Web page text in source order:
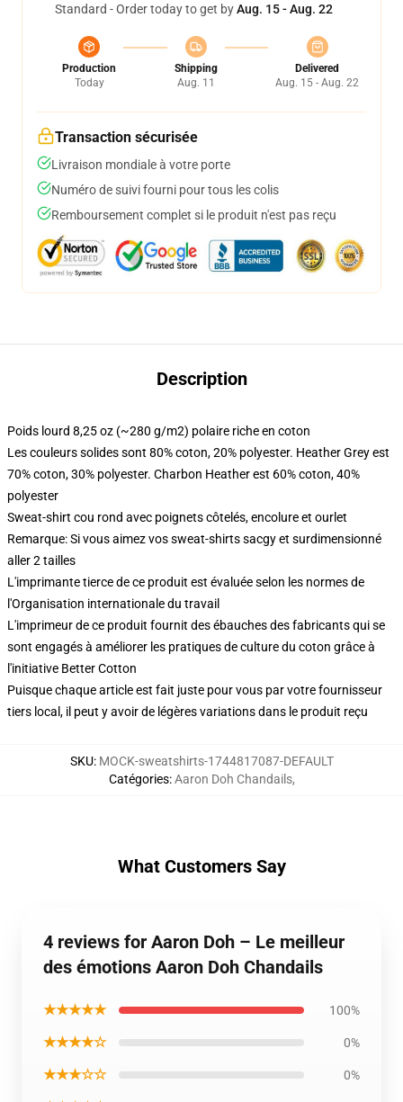
Standard - Order today to get byAug. 15 - Aug. 22
Production
Today
Shipping
Aug. 11
Delivered
Aug. 15 - Aug. 22
Transaction sécurisée
Livraison mondiale à votre porte
Numéro de suivi fourni pour tous les colis
Remboursement complet si le produit n'est pas reçu
Description
Poids lourd 8,25 oz (~280 g/m2) polaire riche en coton
Les couleurs solides sont 80% coton, 20% polyester. Heather Grey est
70% coton, 30% polyester. Charbon Heather est 60% coton, 40%
polyester
Sweat-shirt cou rond avec poignets côtelés, encolure et ourlet
Remarque: Si vous aimez vos sweat-shirts sacgy et surdimensionné
aller 2 tailles
L'imprimante tierce de ce produit est évaluée selon les normes de
l'Organisation internationale du travail
L'imprimeur de ce produit fournit des ébauches des fabricants qui se
sont engagés à améliorer les pratiques de culture du coton grâce à
l'initiative Better Cotton
Puisque chaque article est fait juste pour vous par votre fournisseur
tiers local, il peut y avoir de légères variations dans le produit reçu
SKU: MOCK-sweatshirts-1744817087-DEFAULT
Catégories:Aaron Doh Chandails,
What Customers Say
4 reviews for Aaron Doh – Le meilleur
des émotions Aaron Doh Chandails
★★★★★ 100%
★★★★☆ 0%
★★★☆☆ 0%